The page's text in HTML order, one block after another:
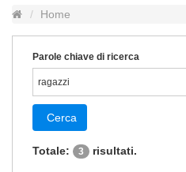
Home
Parole chiave di ricerca
Cerca
Totale: 3 risultati.